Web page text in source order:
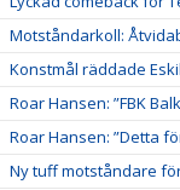
Motståndarkoll:
Konstmål räddade
Roar Hansen: ”FBK
Roar Hansen: ”Detta
Ny tuff motståndare